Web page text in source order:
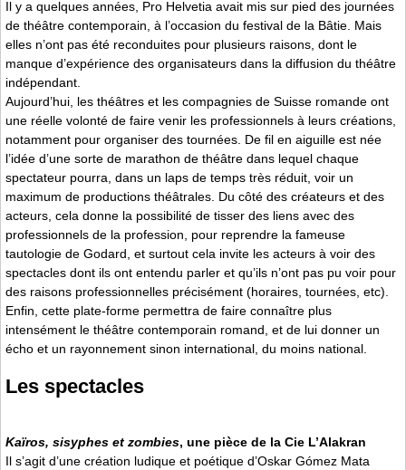
Il y a quelques années, Pro Helvetia avait mis sur pied des journées
de théâtre contemporain, à l’occasion du festival de la Bâtie. Mais
elles n’ont pas été reconduites pour plusieurs raisons, dont le
manque d’expérience des organisateurs dans la diffusion du théâtre
indépendant.
Aujourd’hui, les théâtres et les compagnies de Suisse romande ont
une réelle volonté de faire venir les professionnels à leurs créations,
notamment pour organiser des tournées. De fil en aiguille est née
l’idée d’une sorte de marathon de théâtre dans lequel chaque
spectateur pourra, dans un laps de temps très réduit, voir un
maximum de productions théâtrales. Du côté des créateurs et des
acteurs, cela donne la possibilité de tisser des liens avec des
professionnels de la profession, pour reprendre la fameuse
tautologie de Godard, et surtout cela invite les acteurs à voir des
spectacles dont ils ont entendu parler et qu’ils n’ont pas pu voir pour
des raisons professionnelles précisément (horaires, tournées, etc).
Enfin, cette plate-forme permettra de faire connaître plus
intensément le théâtre contemporain romand, et de lui donner un
écho et un rayonnement sinon international, du moins national.
Les spectacles
Kaïros, sisyphes et zombies, une pièce de la Cie L’Alakran
Il s’agit d’une création ludique et poétique d’Oskar Gómez Mata